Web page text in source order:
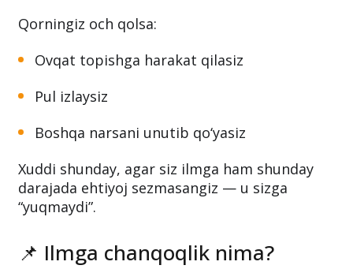
Qorningiz och qolsa:
Ovqat topishga harakat qilasiz
Pul izlaysiz
Boshqa narsani unutib qo‘yasiz
Xuddi shunday, agar siz ilmga ham shunday
darajada ehtiyoj sezmasangiz — u sizga
“yuqmaydi”.
📌 Ilmga chanqoqlik nima?